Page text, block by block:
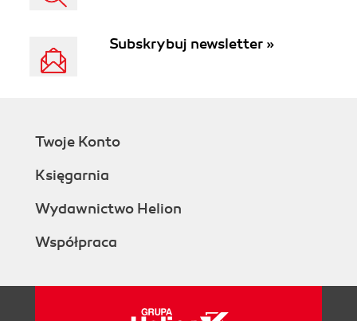
Subskrybuj newsletter »
Twoje Konto
Księgarnia
Wydawnictwo Helion
Współpraca